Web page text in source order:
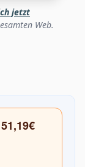
jetzt
Web.